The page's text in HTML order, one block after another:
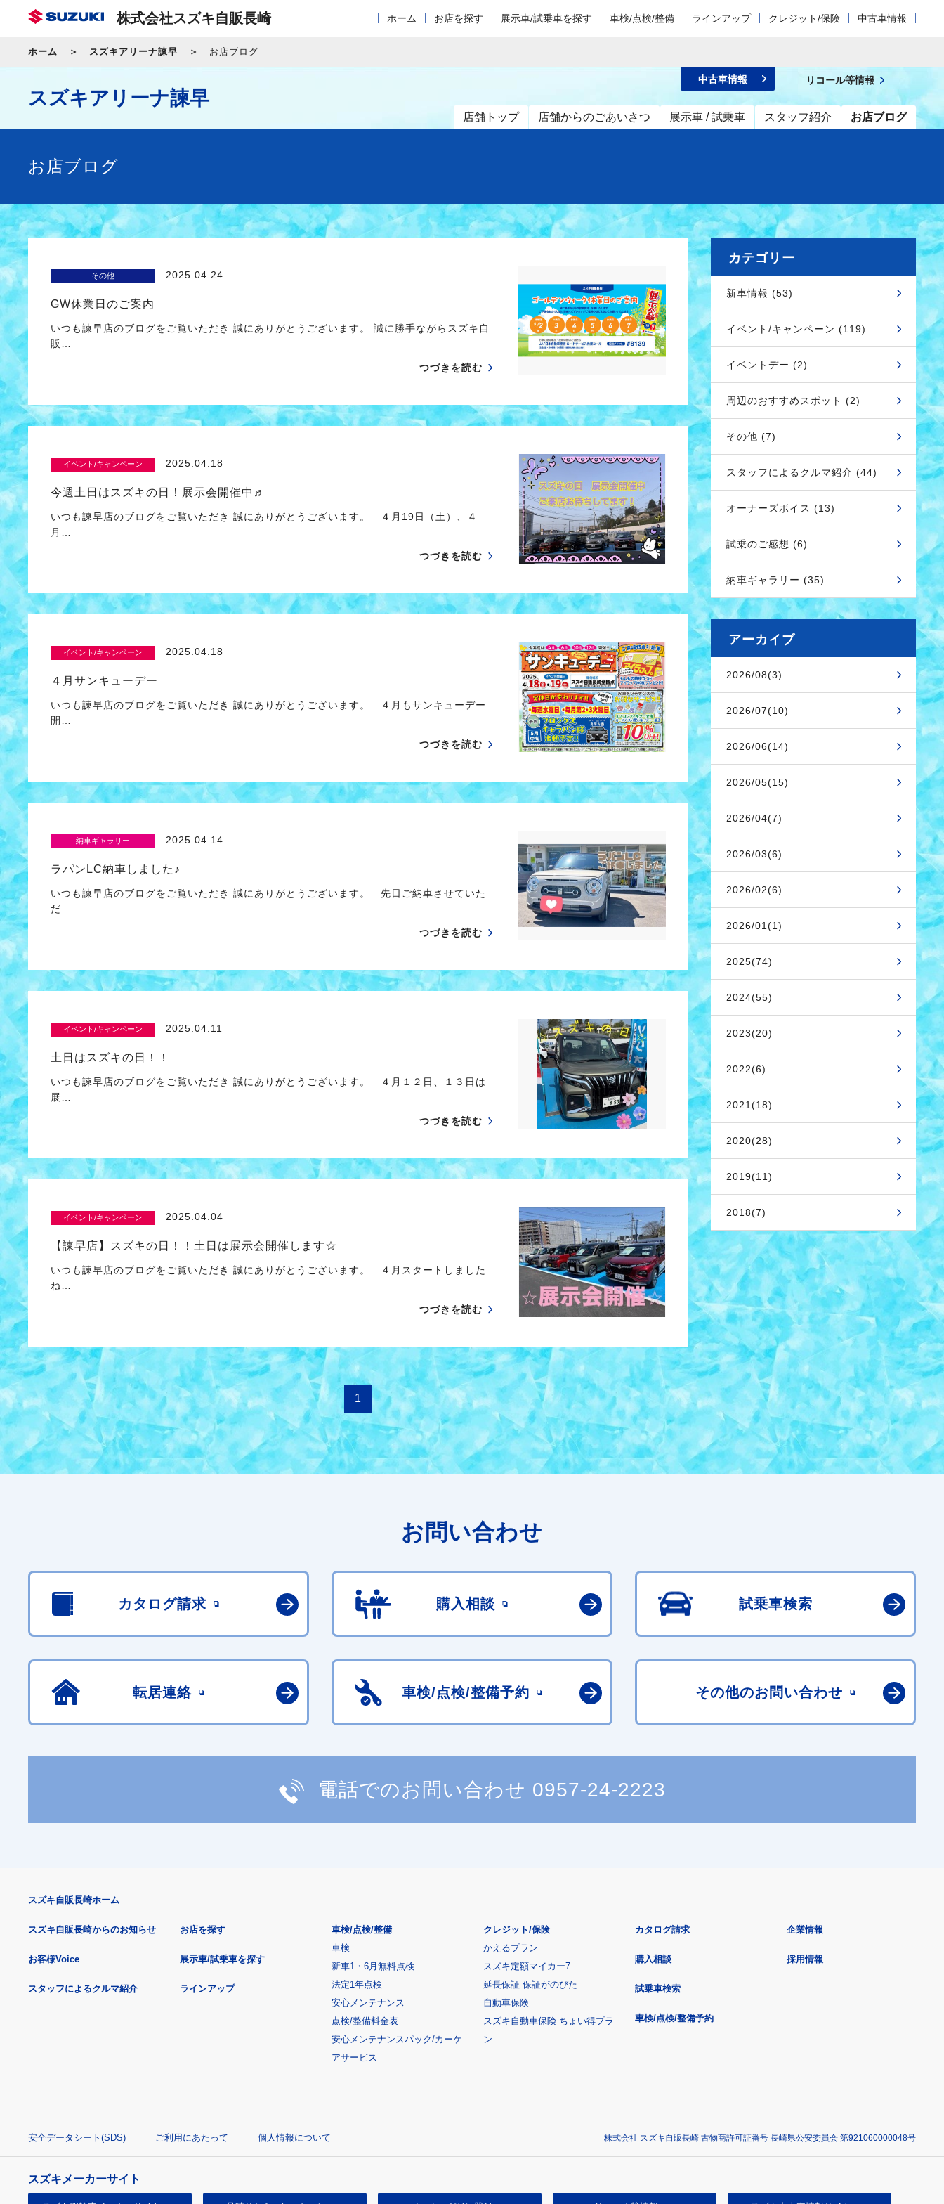
株式会社スズキ自販長崎 ホーム お店を探す 展示車/試乗車を探す 車検/点検/整備 ラインアップ クレジット/保険 中古車情報
ホーム スズキアリーナ諫早 お店ブログ
スズキアリーナ諫早
店舗トップ 店舗からのごあいさつ 展示車 / 試乗車 スタッフ紹介 お店ブログ
中古車情報 リコール等情報
お店ブログ
その他 2025.04.24
GW休業日のご案内
いつも諫早店のブログをご覧いただき 誠にありがとうございます。 誠に勝手ながらスズキ自
販…
つづきを読む
イベント/キャンペーン 2025.04.18
今週土日はスズキの日！展示会開催中♬
いつも諫早店のブログをご覧いただき 誠にありがとうございます。 ４月19日（土）、４
月…
つづきを読む
イベント/キャンペーン 2025.04.18
４月サンキューデー
いつも諫早店のブログをご覧いただき 誠にありがとうございます。 ４月もサンキューデー
開…
つづきを読む
納車ギャラリー 2025.04.14
ラパンLC納車しました♪
いつも諫早店のブログをご覧いただき 誠にありがとうございます。 先日ご納車させていた
だ…
つづきを読む
イベント/キャンペーン 2025.04.11
土日はスズキの日！！
いつも諫早店のブログをご覧いただき 誠にありがとうございます。 ４月１２日、１３日は
展…
つづきを読む
イベント/キャンペーン 2025.04.04
【諫早店】スズキの日！！土日は展示会開催します☆
いつも諫早店のブログをご覧いただき 誠にありがとうございます。 ４月スタートしました
ね…
つづきを読む
1
カテゴリー
新車情報 (53)
イベント/キャンペーン (119)
イベントデー (2)
周辺のおすすめスポット (2)
その他 (7)
スタッフによるクルマ紹介 (44)
オーナーズボイス (13)
試乗のご感想 (6)
納車ギャラリー (35)
アーカイブ
2026/08(3)
2026/07(10)
2026/06(14)
2026/05(15)
2026/04(7)
2026/03(6)
2026/02(6)
2026/01(1)
2025(74)
2024(55)
2023(20)
2022(6)
2021(18)
2020(28)
2019(11)
2018(7)
お問い合わせ
カタログ請求 購入相談 試乗車検索
転居連絡 車検/点検/整備予約 その他のお問い合わせ
電話でのお問い合わせ 0957-24-2223
スズキ自販長崎ホーム
スズキ自販長崎からのお知らせ
お客様Voice
スタッフによるクルマ紹介
お店を探す
展示車/試乗車を探す
ラインアップ
車検/点検/整備
車検
新車1・6月無料点検
法定1年点検
安心メンテナンス
点検/整備料金表
安心メンテナンスパック/カーケ
アサービス
クレジット/保険
かえるプラン
スズキ定額マイカー7
延長保証 保証がのびた
自動車保険
スズキ自動車保険 ちょい得プラ
ン
カタログ請求
購入相談
試乗車検索
車検/点検/整備予約
企業情報
採用情報
安全データシート(SDS) ご利用にあたって 個人情報について 株式会社 スズキ自販長崎 古物商許可証番号 長崎県公安委員会 第921060000048号
スズキメーカーサイト